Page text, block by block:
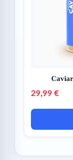
29,99 €